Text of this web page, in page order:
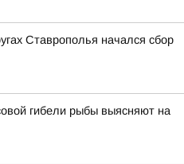
Ставрополья начался сбор
гибели рыбы выясняют на